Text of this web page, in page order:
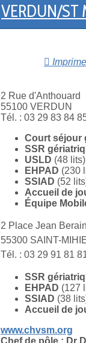
VERDUN/ST
2 Rue d'Anthouard
55100 VERDUN
Tél. : 03 29 83 84
Court séjour
SSR
USLD (48
EHPAD (230
SSIAD (52
Accueil de
Équipe
2 Place Jean Berain
55300 SAINT-
Tél. : 03 29 91 81
SSR
EHPAD (127
SSIAD (38
Accueil de
www.chvsm.org